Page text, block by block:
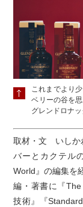
これまでより
ベリーの谷を
グレンドロナッ
取材・文 いしか
バーとカクテル
World』の編集を
編・著書に『
技術』『